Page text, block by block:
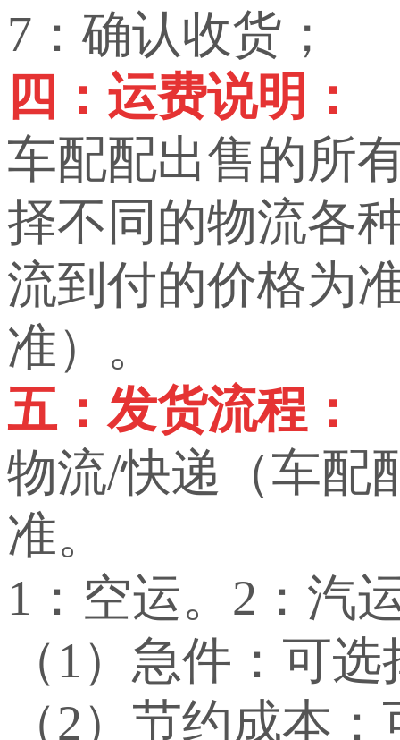
7：确认收货；
四：运费说明：
车配配出售的所
择不同的物流各
流到付的价格为
准）。
五：发货流程：
物流/快递（车配
准。
1：空运。2：汽
（1）急件：可
（2）节约成本